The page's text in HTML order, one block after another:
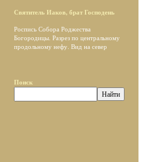
Святитель Иаков, брат Господень
Роспись Собора Роджества
Богородицы. Разрез по центральному
продольному нефу. Вид на север
Поиск